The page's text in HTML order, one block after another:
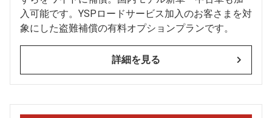
入可能です。YSPロードサービス加入のお客さまを対
象にした盗難補償の有料オプションプランです。
詳細を見る